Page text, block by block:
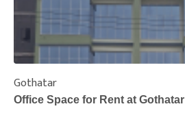
Gothatar
Office Space for Rent at Gothatar